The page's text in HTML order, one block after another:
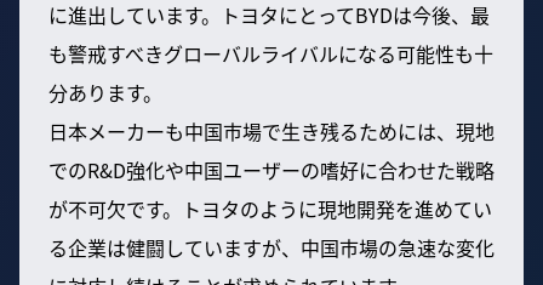
に進出しています。トヨタにとってBYDは今後、最
も警戒すべきグローバルライバルになる可能性も十
分あります。
日本メーカーも中国市場で生き残るためには、現地
でのR&D強化や中国ユーザーの嗜好に合わせた戦略
が不可欠です。トヨタのように現地開発を進めてい
る企業は健闘していますが、中国市場の急速な変化